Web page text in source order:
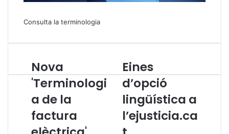
Consulta la terminologia
N
o
a
T
e
Nova
'Terminologi
a de la
factura
E
i
n
e
’
Eines
d’opció
lingüística a
l’ejusticia.ca